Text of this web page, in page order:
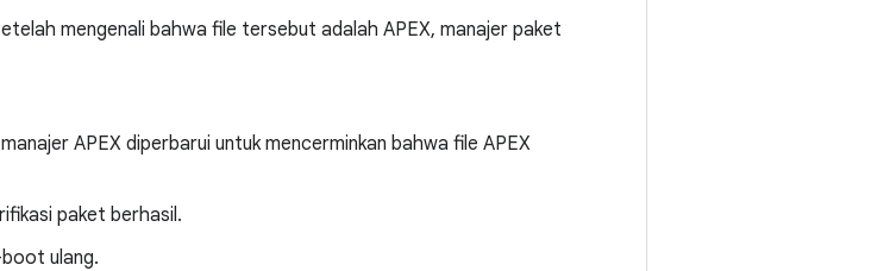
mengenali bahwa file tersebut adalah APEX, manajer paket
APEX diperbarui untuk mencerminkan bahwa file APEX
paket berhasil.
ulang.